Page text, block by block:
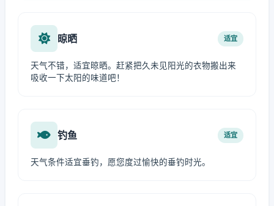
晾晒 适宜
天气不错，适宜晾晒。赶紧把久未见阳光的衣物搬出来
吸收一下太阳的味道吧！
钓鱼 适宜
天气条件适宜垂钓，愿您度过愉快的垂钓时光。